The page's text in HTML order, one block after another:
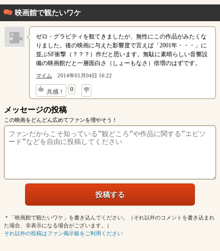
映画館で観たいワケ
ゼロ・グラビティを観てきましたが、無性にこの作品がみたくな
りました。後の映画に与えた影響度で言えば「2001年・・・」に
並ぶSF衝撃（？？？）作だと思います。無駄に素晴らしい音響設
備の映画館だと一層面白さ（しょーもなさ）倍増のはずです。
マイム 2014年01月04日 16:22
共感！ 0
↓
メッセージの投稿
この映画をどんどん広めてファンを増やそう！
＊「映画館で観たいワケ」を書き込んでください。（それ以外のコメントを書き込まれ
た場合、非表示になる場合がございます。）
それ以外の投稿はファン掲示板をご利用ください